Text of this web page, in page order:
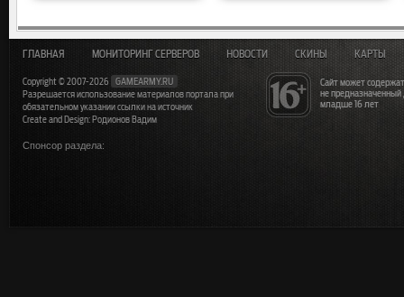
Сайт может
не
младше 16 лет
ГЛАВНАЯ МОНИТОРИНГ СЕРВЕРОВ НОВОСТИ СКИНЫ КАРТЫ
Copyright © 2007-2026
GAMEARMY.RU
Разрешается использование материалов портала при
обязательном указании ссылки на источник
Create and Design: Родионов Вадим
Спонсор раздела: